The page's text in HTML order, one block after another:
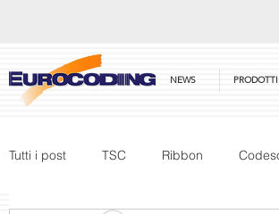
NEWS PRODOTTI
Tutti i post TSC Ribbon